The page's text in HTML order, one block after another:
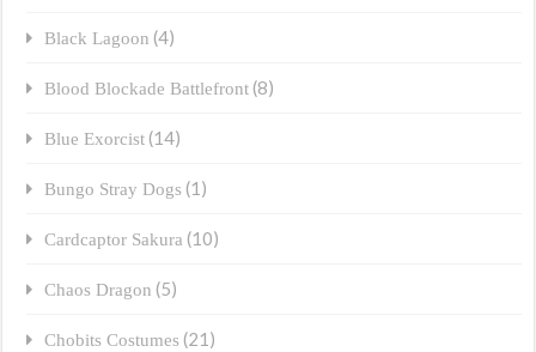
Black Lagoon (4)
Blood Blockade Battlefront (8)
Blue Exorcist (14)
Bungo Stray Dogs (1)
Cardcaptor Sakura (10)
Chaos Dragon (5)
Chobits Costumes (21)